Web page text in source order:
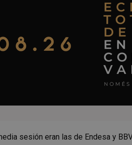
sesión eran las de Endesa y